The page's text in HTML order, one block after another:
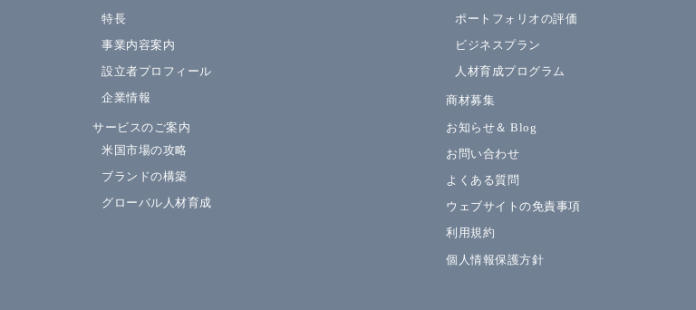
特長
事業内容案内
設立者プロフィール
企業情報
サービスのご案内
米国市場の攻略
ブランドの構築
グローバル人材育成
ポートフォリオの評価
ビジネスプラン
人材育成プログラム
商材募集
お知らせ＆ Blog
お問い合わせ
よくある質問
ウェブサイトの免責事項
利用規約
個人情報保護方針